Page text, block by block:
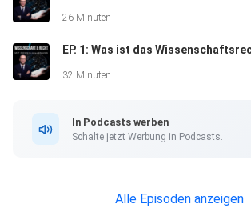
26 Minuten
32 Minuten
In Podcasts werben
Schalte jetzt Werbung in Podcasts.
Alle Episoden anzeigen